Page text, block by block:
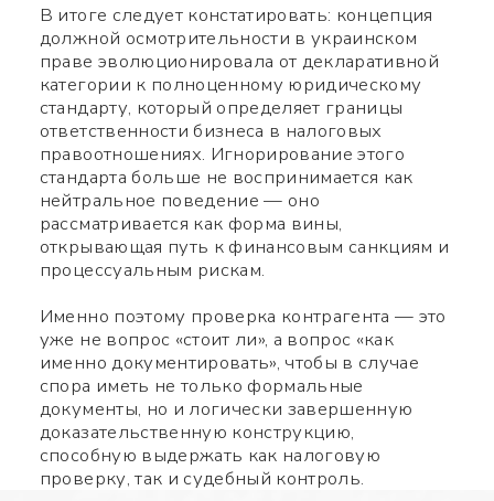
В итоге следует констатировать: концепция
должной осмотрительности в украинском
праве эволюционировала от декларативной
категории к полноценному юридическому
стандарту, который определяет границы
ответственности бизнеса в налоговых
правоотношениях. Игнорирование этого
стандарта больше не воспринимается как
нейтральное поведение — оно
рассматривается как форма вины,
открывающая путь к финансовым санкциям и
процессуальным рискам.
Именно поэтому проверка контрагента — это
уже не вопрос «стоит ли», а вопрос «как
именно документировать», чтобы в случае
спора иметь не только формальные
документы, но и логически завершенную
доказательственную конструкцию,
способную выдержать как налоговую
проверку, так и судебный контроль.